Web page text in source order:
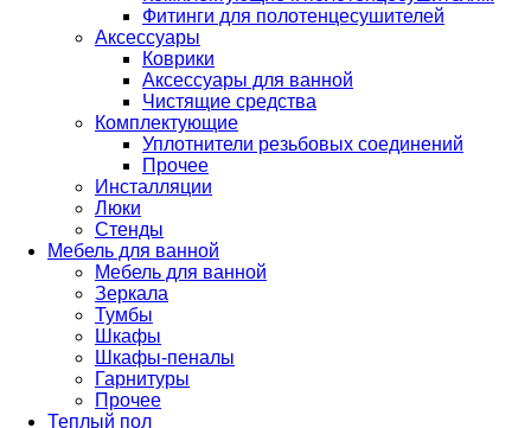
Фитинги для полотенцесушителей
Аксессуары
Коврики
Аксессуары для ванной
Чистящие средства
Комплектующие
Уплотнители резьбовых соединений
Прочее
Инсталляции
Люки
Стенды
Мебель для ванной
Мебель для ванной
Зеркала
Тумбы
Шкафы
Шкафы-пеналы
Гарнитуры
Прочее
Теплый пол